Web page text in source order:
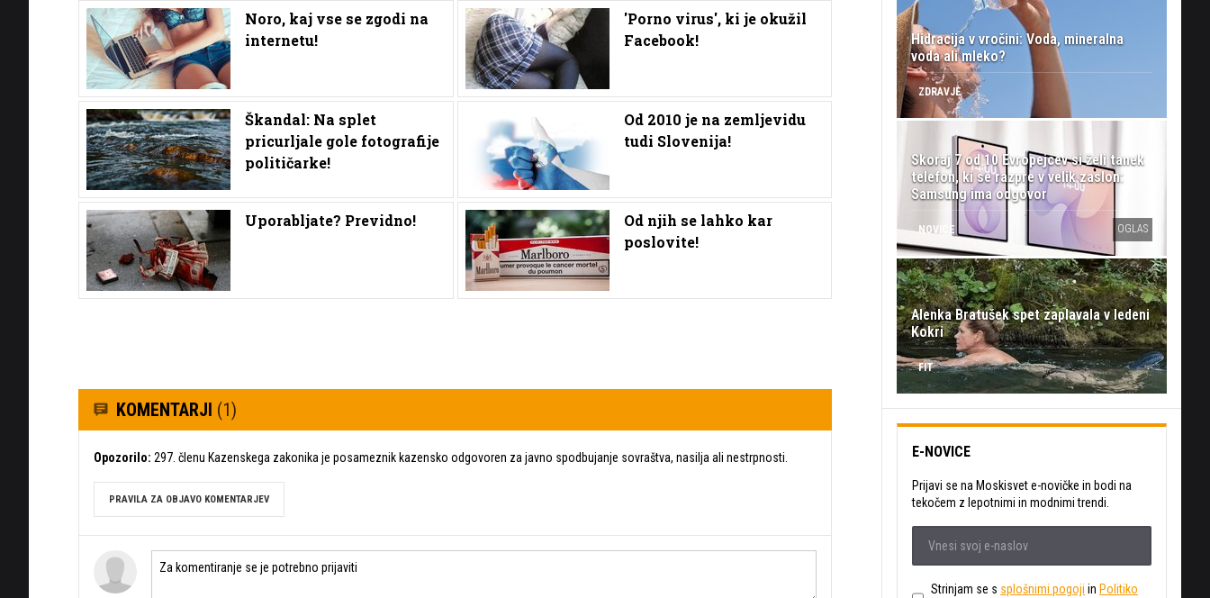
Noro, kaj vse se zgodi na
internetu!
'Porno virus', ki je okužil
Facebook!
Škandal: Na splet
pricurljale gole fotografije
političarke!
Od 2010 je na zemljevidu
tudi Slovenija!
Uporabljate? Previdno!
Od njih se lahko kar
poslovite!
KOMENTARJI (1)
Opozorilo: 297. členu Kazenskega zakonika je posameznik kazensko odgovoren za javno spodbujanje sovraštva, nasilja ali nestrpnosti.
PRAVILA ZA OBJAVO KOMENTARJEV
Hidracija v vročini: Voda, mineralna
voda ali mleko?
ZDRAVJE
Skoraj 7 od 10 Evropejcev si želi tanek
telefon, ki se razpre v velik zaslon:
Samsung ima odgovor
NOVICE OGLAS
Alenka Bratušek spet zaplavala v ledeni
Kokri
FIT
E-NOVICE
Prijavi se na Moskisvet e-novičke in bodi na
tekočem z lepotnimi in modnimi trendi.
Strinjam se s splošnimi pogoji in Politiko